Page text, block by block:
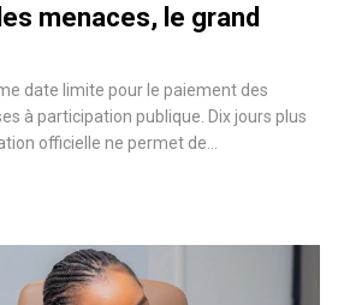
menaces, le grand
date limite pour le paiement des
à participation publique. Dix jours plus
officielle ne permet de…